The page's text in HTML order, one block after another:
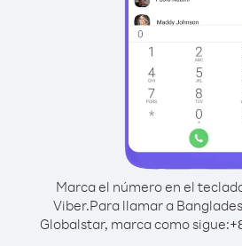
Marca el número en el
Viber.Para llamar a
Globalstar, marca como sigue:+